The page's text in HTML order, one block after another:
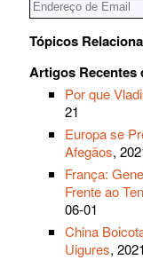
Tópicos
Artigos Recentes
Por que
21
Europa se
Afegãos,
França:
Frente ao
06-01
China
Uigures,